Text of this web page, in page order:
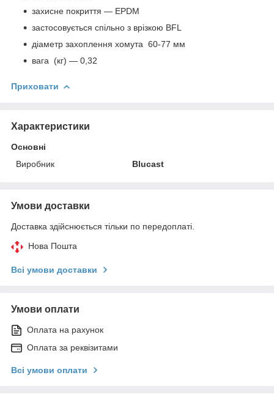
захисне покриття — EPDM
застосовується спільно з врізкою BFL
діаметр захоплення хомута 60-77 мм
вага (кг) — 0,32
Приховати
Характеристики
Основні
Виробник
Blucast
Умови доставки
Доставка здійснюється тільки по передоплаті.
Нова Пошта
Всі умови доставки
Умови оплати
Оплата на рахунок
Оплата за реквізитами
Всі умови оплати